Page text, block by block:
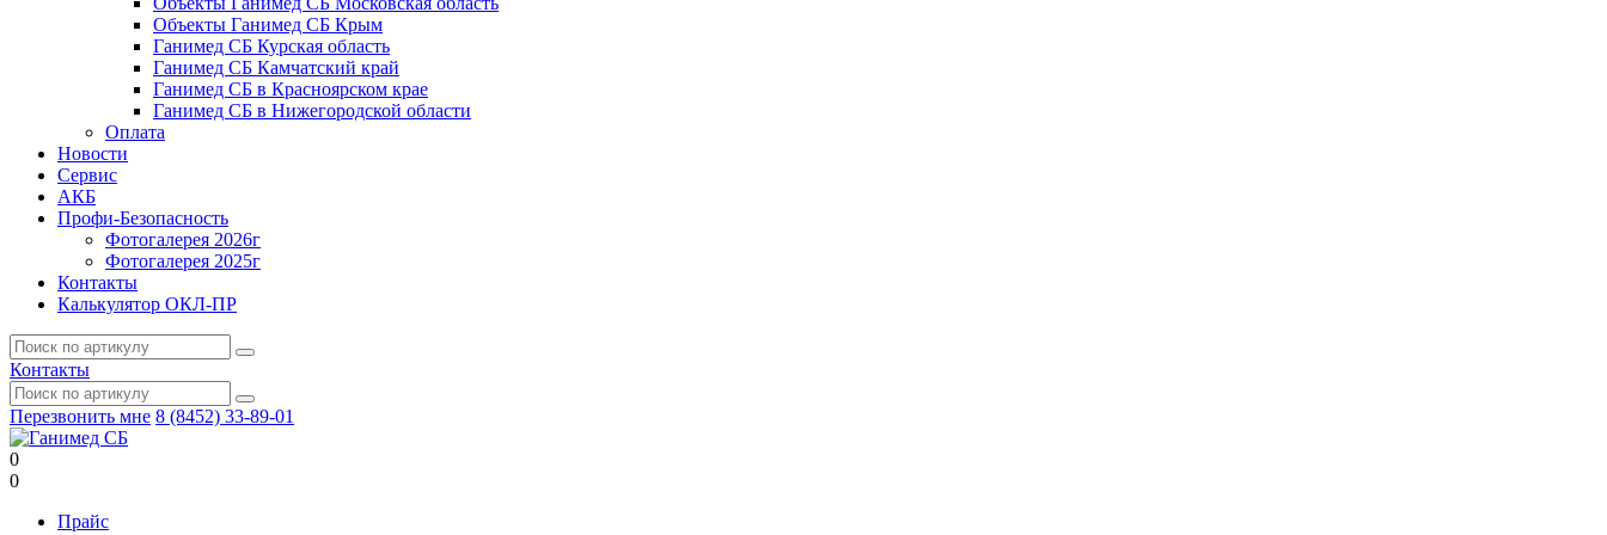
Объекты Ганимед СБ Крым
Ганимед СБ Курская область
Ганимед СБ Камчатский край
Ганимед СБ в Красноярском крае
Ганимед СБ в Нижегородской области
Оплата
Новости
Сервис
АКБ
Профи-Безопасность
Фотогалерея 2026г
Фотогалерея 2025г
Контакты
Калькулятор ОКЛ-ПР
Контакты
Перезвонить мне 8 (8452) 33-89-01
0
0
Прайс